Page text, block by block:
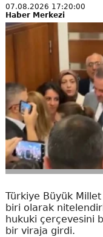
07.08.2026 17:20:00
Haber Merkezi
Türkiye Büyük
biri olarak
hukuki çerçevesini
bir viraja girdi.